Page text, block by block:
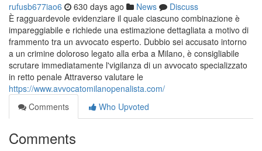
rufusb677iao6 630 days ago News
Discuss
È ragguardevole evidenziare il quale ciascuno combinazione è
impareggiabile e richiede una estimazione dettagliata a motivo di
frammento tra un avvocato esperto. Dubbio sei accusato intorno
a un crimine doloroso legato alla erba a Milano, è consigliabile
scrutare immediatamente l'vigilanza di un avvocato specializzato
in retto penale Attraverso valutare le
https://www.avvocatomilanopenalista.com/
Comments
Who Upvoted
Comments